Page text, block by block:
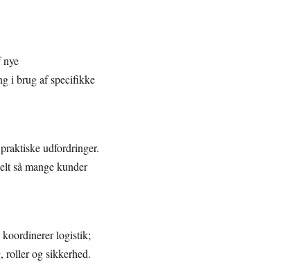
nye
i brug af specifikke
udfordringer.
så mange kunder
koordinerer logistik;
roller og sikkerhed.